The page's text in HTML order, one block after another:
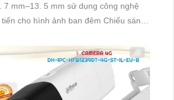
7 mm–13. 5 mm sử dụng công nghệ
cho hình ảnh ban đêm Chiếu sáng